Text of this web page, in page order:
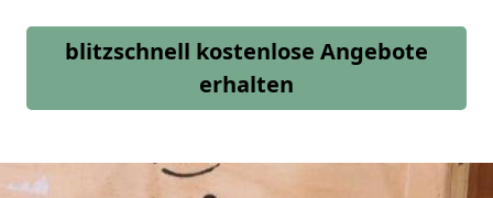
blitzschnell kostenlose Angebote
erhalten